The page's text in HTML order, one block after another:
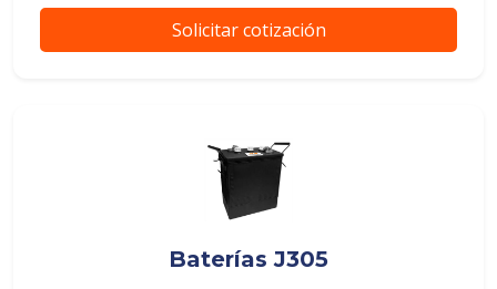
Solicitar cotización
Baterías J305